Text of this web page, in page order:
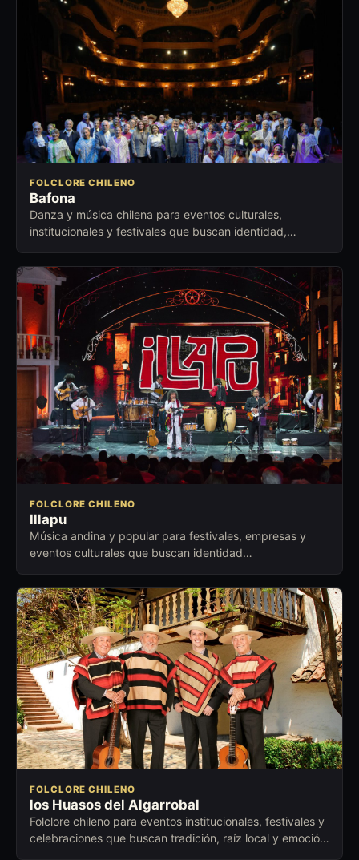
FOLCLORE CHILENO
Bafona
Danza y música chilena para eventos culturales,
institucionales y festivales que buscan identidad,
FOLCLORE CHILENO
Illapu
Música andina y popular para festivales, empresas y
eventos culturales que buscan identidad
FOLCLORE CHILENO
los Huasos del Algarrobal
Folclore chileno para eventos institucionales, festivales y
celebraciones que buscan tradición, raíz local y emoción